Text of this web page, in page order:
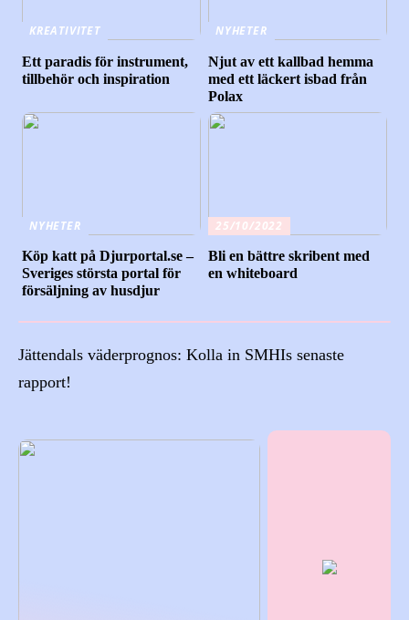
KREATIVITET
Ett paradis för instrument,
tillbehör och inspiration
NYHETER
Njut av ett kallbad hemma
med ett läckert isbad från
Polax
NYHETER
Köp katt på Djurportal.se –
Sveriges största portal för
försäljning av husdjur
25/10/2022
Bli en bättre skribent med
en whiteboard
Jättendals väderprognos: Kolla in SMHIs senaste
rapport!